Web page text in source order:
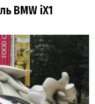
BMW iX1